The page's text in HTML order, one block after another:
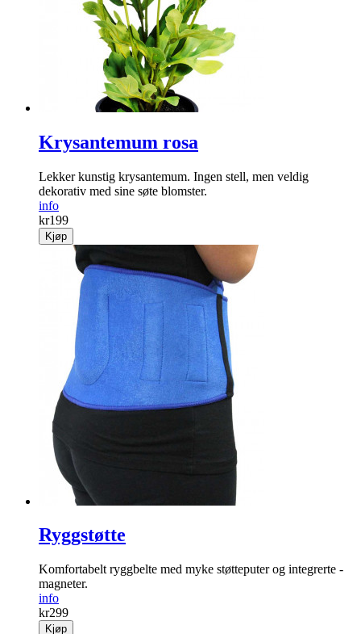
Se andre produkter
Krysantemum rosa
Lekker kunstig krysantemum. Ingen stell, ­men veldig
dekorativ med sine søte blomster.
info
199
Kjøp